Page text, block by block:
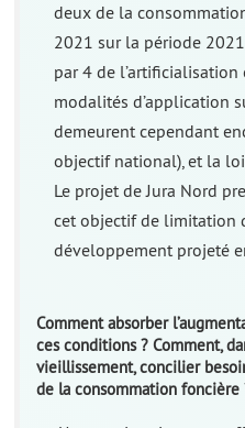
deux de la
2021 sur la période
par 4 de
modalités d’application
demeurent cependant
objectif national), et la
Le projet de Jura Nord
cet objectif de limitation
développement projeté
Comment absorber
ces conditions ? Comment,
vieillissement, concilier
de la consommation foncière